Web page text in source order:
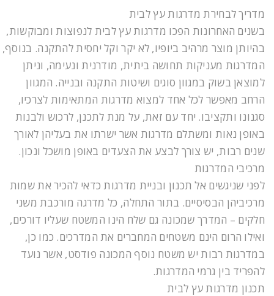
מדריך לבחירת מדרגות עץ לבית
בשנים האחרונות הפכו מדרגות עץ לבית לנפוצות ומבוקשות,
בהיותן מוצר מרהיב ביופיו, לא יקר וקל יחסית להתקנה. בנוסף,
המדרגות מעניקות תחושה ביתית, מודרנית ונעימה, וניתן
למוצאן בשוק במגוון סוגים ושיטות התקנה ובנייה. המגוון
הרחב מאפשר לכל אחד למצוא מדרגות המתאימות לצרכיו,
סגנונו ותקציבו. יחד עם זאת, על מנת לתכנן, לרכוש ולבנות
באופן נאות ומשתלם מדרגות אשר ישרתו את בעליהן לאורך
שנים רבות, יש צורך לבצע את הצעדים באופן מושכל ונכון.
מרכיבי המדרגות
לפני שניגשים אל תכנון ובניית מדרגות כדאי להכיר את שמות
מרכיביהן הבסיסיים. בתור התחלה, כל מדרגה מורכבת משני
חלקים – המדרך שמכונה גם שלח הינו המשטח שעליו דורכים,
ואילו הרום הינם משטחים המחברים את המדרכים. כמו כן,
במדרגות רבות יש משטח נוסף המכונה פודסט, אשר נועד
להפריד בין גרמי המדרגות.
תכנון מדרגות עץ לבית